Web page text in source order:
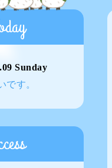
Sunday
です。